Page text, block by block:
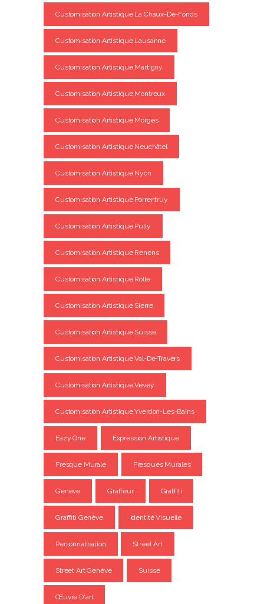
Customisation Artistique La Chaux-De-Fonds
Customisation Artistique Lausanne
Customisation Artistique Martigny
Customisation Artistique Montreux
Customisation Artistique Morges
Customisation Artistique Neuchâtel
Customisation Artistique Nyon
Customisation Artistique Porrentruy
Customisation Artistique Pully
Customisation Artistique Renens
Customisation Artistique Rolle
Customisation Artistique Sierre
Customisation Artistique Suisse
Customisation Artistique Val-De-Travers
Customisation Artistique Vevey
Customisation Artistique Yverdon-Les-Bains
Eazy One Expression Artistique
Fresque Murale Fresques Murales
Genève Graffeur Graffiti
Graffiti Genève Identité Visuelle
Personnalisation Street Art
Street Art Genève Suisse
Œuvre D'art